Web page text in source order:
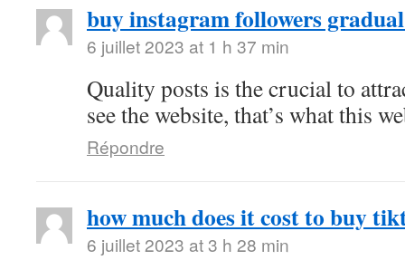
buy instagram followers
6 juillet 2023 at 1 h 37 min
Quality posts is the crucial to
see the website, that’s what this
Répondre
how much does it cost to buy
6 juillet 2023 at 3 h 28 min